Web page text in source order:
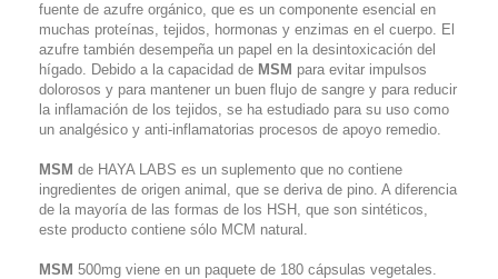
fuente de azufre orgánico, que es un componente esencial en
muchas proteínas, tejidos, hormonas y enzimas en el cuerpo. El
azufre también desempeña un papel en la desintoxicación del
hígado. Debido a la capacidad de MSM para evitar impulsos
dolorosos y para mantener un buen flujo de sangre y para reducir
la inflamación de los tejidos, se ha estudiado para su uso como
un analgésico y anti-inflamatorias procesos de apoyo remedio.
MSM de HAYA LABS es un suplemento que no contiene
ingredientes de origen animal, que se deriva de pino. A diferencia
de la mayoría de las formas de los HSH, que son sintéticos,
este producto contiene sólo MCM natural.
MSM 500mg viene en un paquete de 180 cápsulas vegetales.